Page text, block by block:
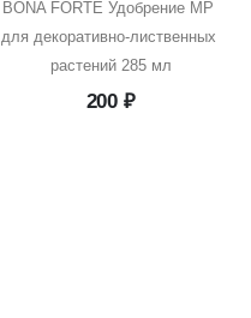
BONA FORTE Удобрение MP
для декоративно-лиственных
растений 285 мл
200 ₽